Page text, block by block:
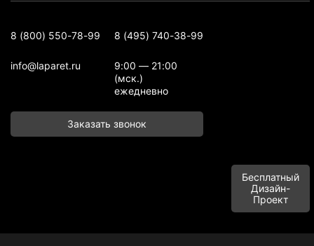
8 (800) 550-78-99 8 (495) 740-38-99
info@laparet.ru
9:00 — 21:00
(мск.)
ежедневно
Заказать звонок
Бесплатный
Дизайн-
Проект